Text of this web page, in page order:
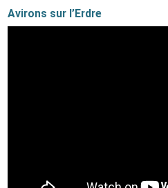
Avirons sur l’Erdre